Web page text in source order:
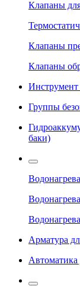
Клапаны
Клапаны
Клапаны
Инструмент
Группы
баки)
Арматура
Автоматика